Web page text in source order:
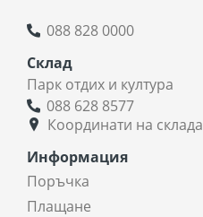
088 828 0000
Склад
Парк отдих и култура
088 628 8577
Координати на склада
Информация
Поръчка
Плащане